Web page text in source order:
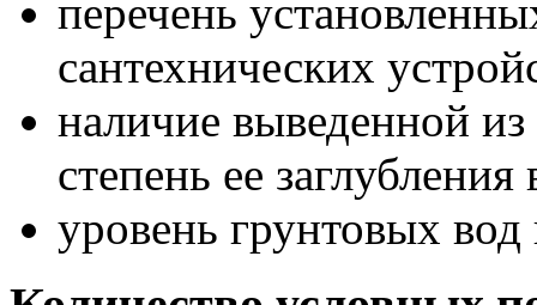
перечень
сантехнических
наличие выведенной
степень ее заглубления
уровень грунтовых